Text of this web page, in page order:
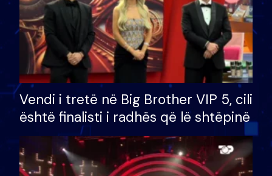
Vendi i tretë në Big Brother VIP 5, cili
është finalisti i radhës që lë shtëpinë